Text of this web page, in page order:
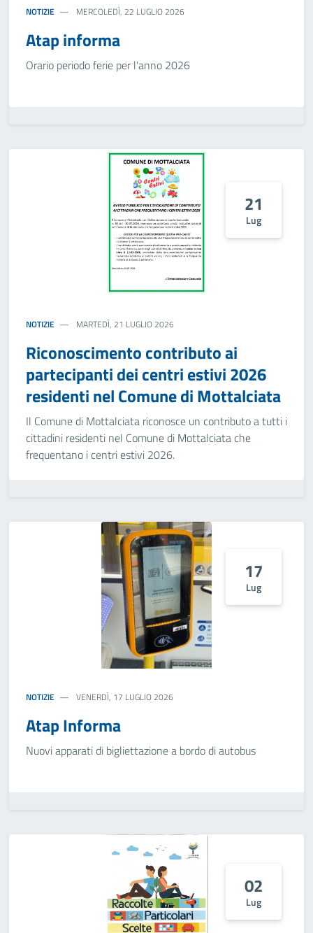
NOTIZIE MERCOLEDÌ, 22 LUGLIO 2026
Atap informa
Orario periodo ferie per l'anno 2026
21
Lug
NOTIZIE MARTEDÌ, 21 LUGLIO 2026
Riconoscimento contributo ai
partecipanti dei centri estivi 2026
residenti nel Comune di Mottalciata
Il Comune di Mottalciata riconosce un contributo a tutti i
cittadini residenti nel Comune di Mottalciata che
frequentano i centri estivi 2026.
17
Lug
NOTIZIE VENERDÌ, 17 LUGLIO 2026
Atap Informa
Nuovi apparati di bigliettazione a bordo di autobus
02
Lug